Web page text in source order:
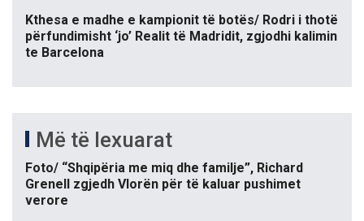
Kthesa e madhe e kampionit të botës/ Rodri i thotë
përfundimisht ‘jo’ Realit të Madridit, zgjodhi kalimin
te Barcelona
Më të lexuarat
Foto/ “Shqipëria me miq dhe familje”, Richard
Grenell zgjedh Vlorën për të kaluar pushimet
verore